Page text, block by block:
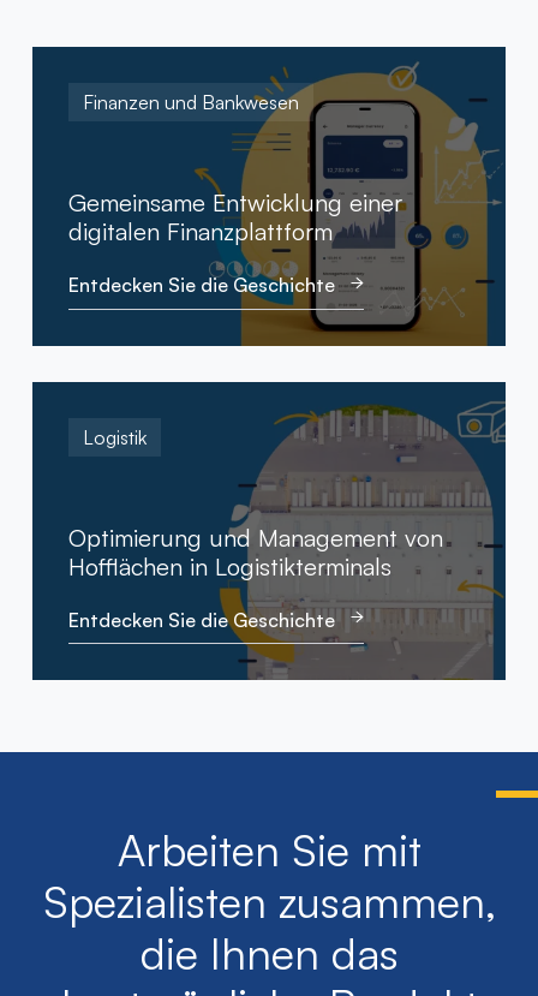
Finanzen und Bankwesen
Gemeinsame Entwicklung einer
digitalen Finanzplattform
Entdecken Sie die Geschichte
Logistik
Optimierung und Management von
Hofflächen in Logistikterminals
Entdecken Sie die Geschichte
Arbeiten Sie mit
Spezialisten zusammen,
die Ihnen das